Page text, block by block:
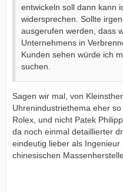
entwickeln soll dann kann
widersprechen. Sollte
ausgerufen werden, dass
Unternehmens in
Kunden sehen würde ich
suchen.
Sagen wir mal, von
Uhrenindustriethema eher
Rolex, und nicht Patek
da noch einmal detaillierter
eindeutig lieber als
chinesischen